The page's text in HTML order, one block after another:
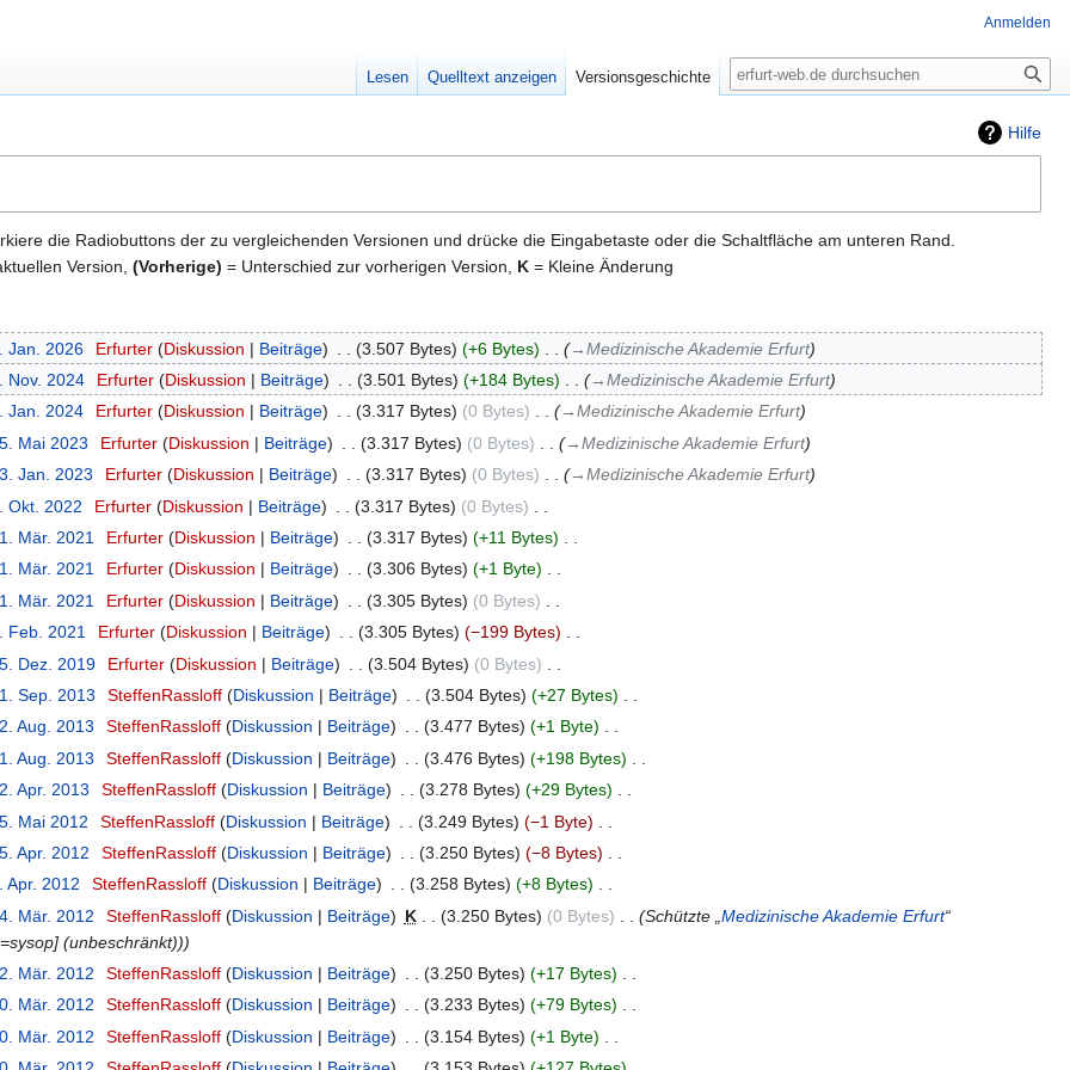
Hilfe
die Radiobuttons der zu vergleichenden Versionen und drücke die Eingabetaste oder die Schaltfläche am unteren Rand.
Version, (Vorherige) = Unterschied zur vorherigen Version, K = Kleine Änderung
Jan. 2026 Erfurter Diskussion Beiträge 3.507 Bytes +6 Bytes
→‎Medizinische Akademie Erfurt
Nov. 2024 Erfurter Diskussion Beiträge 3.501 Bytes +184 Bytes
→‎Medizinische Akademie Erfurt
Jan. 2024 Erfurter Diskussion Beiträge 3.317 Bytes 0 Bytes
→‎Medizinische Akademie Erfurt
Mai 2023 Erfurter Diskussion Beiträge 3.317 Bytes 0 Bytes
→‎Medizinische Akademie Erfurt
Jan. 2023 Erfurter Diskussion Beiträge 3.317 Bytes 0 Bytes
→‎Medizinische Akademie Erfurt
Okt. 2022 Erfurter Diskussion Beiträge 3.317 Bytes 0 Bytes
Mär. 2021 Erfurter Diskussion Beiträge 3.317 Bytes +11 Bytes
Mär. 2021 Erfurter Diskussion Beiträge 3.306 Bytes +1 Byte
Mär. 2021 Erfurter Diskussion Beiträge 3.305 Bytes 0 Bytes
Feb. 2021 Erfurter Diskussion Beiträge 3.305 Bytes −199 Bytes
Dez. 2019 Erfurter Diskussion Beiträge 3.504 Bytes 0 Bytes
Sep. 2013 SteffenRassloff Diskussion Beiträge 3.504 Bytes +27 Bytes
Aug. 2013 SteffenRassloff Diskussion Beiträge 3.477 Bytes +1 Byte
Aug. 2013 SteffenRassloff Diskussion Beiträge 3.476 Bytes +198 Bytes
Apr. 2013 SteffenRassloff Diskussion Beiträge 3.278 Bytes +29 Bytes
Mai 2012 SteffenRassloff Diskussion Beiträge 3.249 Bytes −1 Byte
Apr. 2012 SteffenRassloff Diskussion Beiträge 3.250 Bytes −8 Bytes
Apr. 2012 SteffenRassloff Diskussion Beiträge 3.258 Bytes +8 Bytes
Mär. 2012 SteffenRassloff Diskussion Beiträge K 3.250 Bytes 0 Bytes Schützte „ Medizinische Akademie Erfurt“
(unbeschränkt))
Mär. 2012 SteffenRassloff Diskussion Beiträge 3.250 Bytes +17 Bytes
Mär. 2012 SteffenRassloff Diskussion Beiträge 3.233 Bytes +79 Bytes
Mär. 2012 SteffenRassloff Diskussion Beiträge 3.154 Bytes +1 Byte
Anmelden
Lesen Quelltext anzeigen Versionsgeschichte Suche